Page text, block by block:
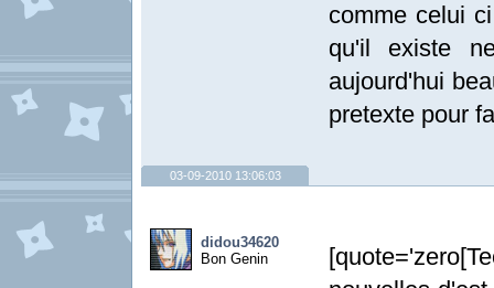
comme celui
qu'il existe
aujourd'hui
pretexte pour
03-09-2010 13:06:03
didou34620
Bon Genin